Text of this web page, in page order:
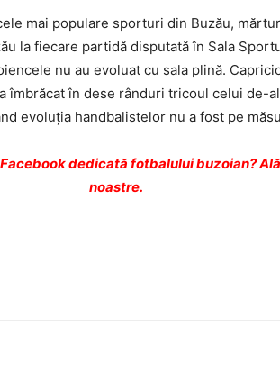
mai populare sporturi din Buzău,
la fiecare partidă disputată în Sala
nu au evoluat cu sala plină.
îmbrăcat în dese rânduri tricoul celui de-
evoluția handbalistelor nu a fost pe
dedicată fotbalului buzoian?
noastre.